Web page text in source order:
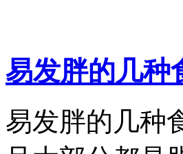
易发胖的几种
易发胖的几种